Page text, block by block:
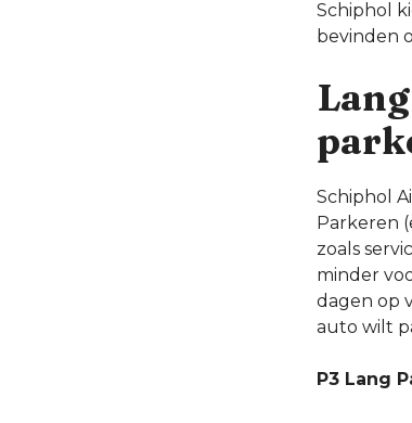
Schiphol
bevinden
Schiphol
Parkeren
zoals
minder
dagen op
auto wilt
P3 Lang